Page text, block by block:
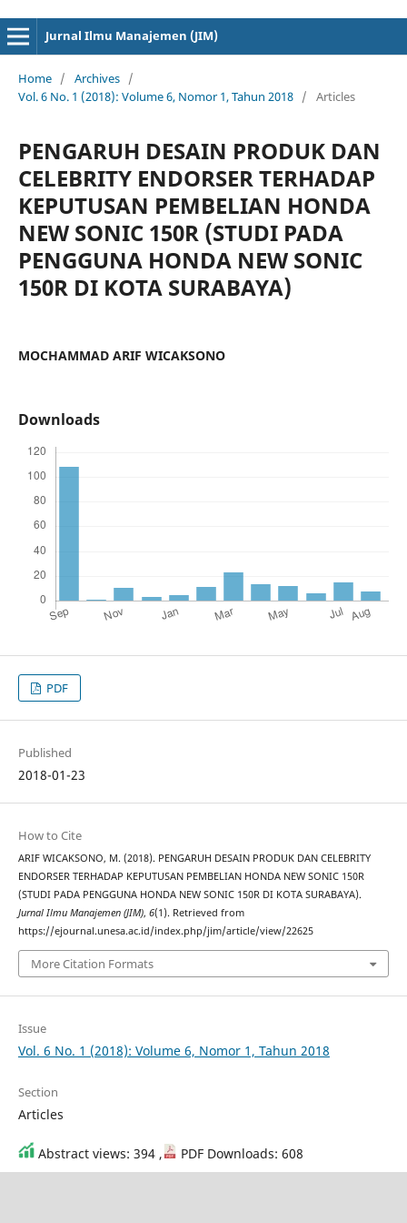
Jurnal Ilmu Manajemen (JIM)
Home / Archives /
Vol. 6 No. 1 (2018): Volume 6, Nomor 1, Tahun 2018 / Articles
PENGARUH DESAIN PRODUK DAN
CELEBRITY ENDORSER TERHADAP
KEPUTUSAN PEMBELIAN HONDA
NEW SONIC 150R (STUDI PADA
PENGGUNA HONDA NEW SONIC
150R DI KOTA SURABAYA)
MOCHAMMAD ARIF WICAKSONO
Downloads
PDF
Published
2018-01-23
How to Cite
ARIF WICAKSONO, M. (2018). PENGARUH DESAIN PRODUK DAN CELEBRITY
ENDORSER TERHADAP KEPUTUSAN PEMBELIAN HONDA NEW SONIC 150R
(STUDI PADA PENGGUNA HONDA NEW SONIC 150R DI KOTA SURABAYA).
Jurnal Ilmu Manajemen (JIM), 6(1). Retrieved from
https://ejournal.unesa.ac.id/index.php/jim/article/view/22625
More Citation Formats
Issue
Vol. 6 No. 1 (2018): Volume 6, Nomor 1, Tahun 2018
Section
Articles
Abstract views: 394 , PDF Downloads: 608